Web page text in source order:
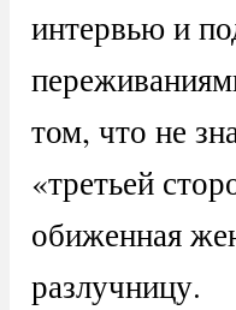
интервью и
том, что не
«третьей
обиженная
разлучницу.